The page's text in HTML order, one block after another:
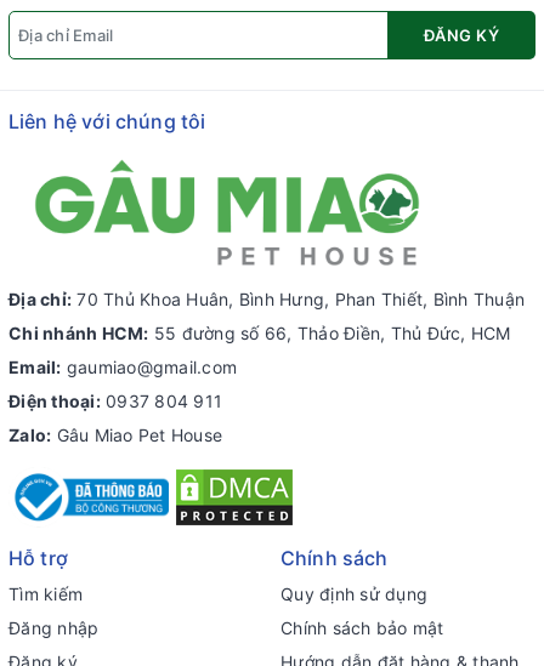
ĐĂNG KÝ
Liên hệ với chúng tôi
Địa chỉ: 70 Thủ Khoa Huân, Bình Hưng, Phan Thiết, Bình Thuận
Chi nhánh HCM: 55 đường số 66, Thảo Điền, Thủ Đức, HCM
Email: gaumiao@gmail.com
Điện thoại: 0937 804 911
Zalo: Gâu Miao Pet House
Hỗ trợ
Tìm kiếm
Đăng nhập
Chính sách
Quy định sử dụng
Chính sách bảo mật